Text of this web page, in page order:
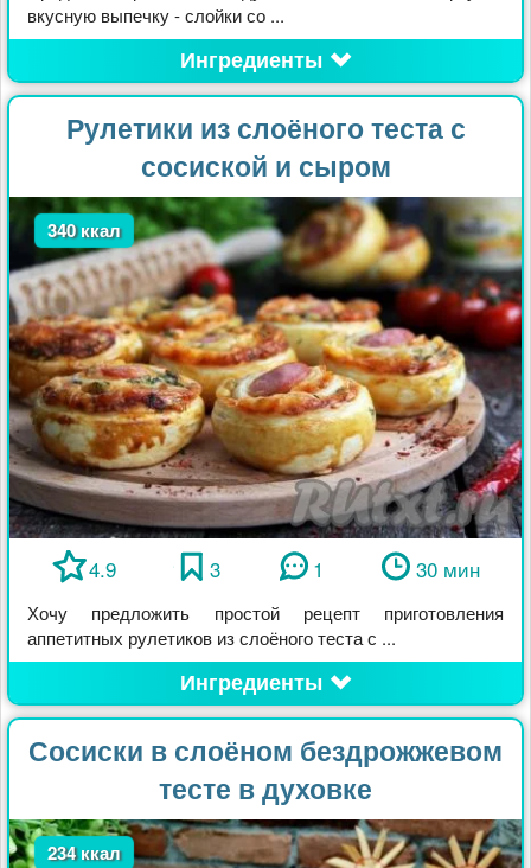
вкусную выпечку - слойки со ...
Ингредиенты
Рулетики из слоёного теста с
сосиской и сыром
340 ккал
4.9 3 1 30 мин
Хочу предложить простой рецепт приготовления
аппетитных рулетиков из слоёного теста с ...
Ингредиенты
Сосиски в слоёном бездрожжевом
тесте в духовке
234 ккал